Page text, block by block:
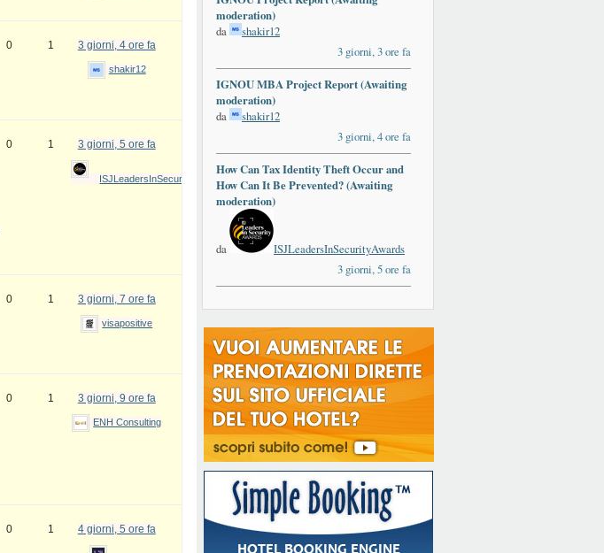
0 1 3 giorni, 4 ore fa
shakir12
0 1 3 giorni, 5 ore fa
ISJLeadersInSecurityAwards
0 1 3 giorni, 7 ore fa
visapositive
0 1 3 giorni, 9 ore fa
ENH Consulting
0 1 4 giorni, 5 ore fa
moderation)
da
shakir12
3 giorni, 3 ore fa
IGNOU MBA Project Report (Awaiting
moderation)
da
shakir12
3 giorni, 4 ore fa
How Can Tax Identity Theft Occur and
How Can It Be Prevented? (Awaiting
moderation)
da
ISJLeadersInSecurityAwards
3 giorni, 5 ore fa